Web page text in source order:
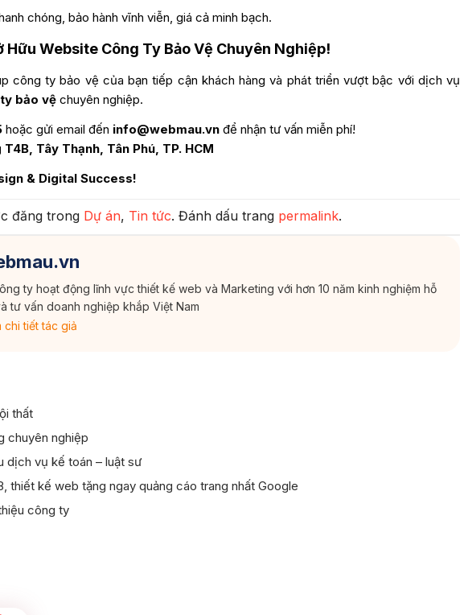
chóng, bảo hành vĩnh viễn, giá cả minh bạch.
Hữu Website Công Ty Bảo Vệ Chuyên Nghiệp!
công ty bảo vệ của bạn tiếp cận khách hàng và phát triển vượt bậc với dịch vụ
bảo vệ chuyên nghiệp.
hoặc gửi email đến info@webmau.vn để nhận tư vấn miễn phí!
Tây Thạnh, Tân Phú, TP. HCM
& Digital Success!
đăng trong Dự án, Tin tức. Đánh dấu trang permalink.
ty hoạt động lĩnh vực thiết kế web và Marketing với hơn 10 năm kinh nghiệm hỗ
tư vấn doanh nghiệp khắp Việt Nam
chi tiết tác giả
thất
chuyên nghiệp
dịch vụ kế toán – luật sư
thiết kế web tặng ngay quảng cáo trang nhất Google
công ty